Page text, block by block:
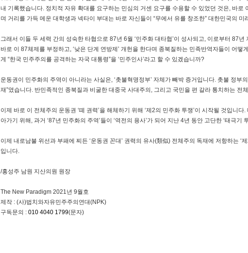
내 기록했습니다. 정치적 자유 확대를 요구하는 민심의 거센 요구를 수용할 수 있었던 것은, 바로
며 거리를 가득 메운 대학생과 넥타이 부대는 바로 자신들이 “무에서 유를 창조한” 대한민국의 미
그래서 이들 두 세력 간의 성숙한 타협으로 87년 6월 ‘민주화 대타협’이 성사되고, 이로부터 87
바로 이 87체제를 부정하고, ‘낮은 단계 연방제’ 개헌을 한다며 종북질하는 민족반역자들이 어떻
게 “한국 민주주의를 공격하는 자국 대통령”을 ‘민주인사’라고 할 수 있겠습니까?
운동권이 민주화의 주역이 아니라는 사실은, ‘촛불혁명정부’ 자체가 빼박 증거입니다. 촛불 정부
재”였습니다. 반민족적인 종북질과 비굴한 대중국 사대주의, 그리고 국민을 편 갈라 통치하는 전
이제 바로 이 전체주의 운동권 ‘떼 권력’을 해체하기 위해 ‘제2의 민주화 투쟁’이 시작될 것입니
아가기 위해, 과거 ‘87년 민주화의 주역’들이 ‘역전의 용사’가 되어 지난 4년 동안 고단한 ‘태극기
이제 내로남불 위선과 부패에 찌든 ‘운동권 꼰대’ 권력의 유사(類似) 전체주의 독재에 저항하는
입니다.
/홍성주 남원 지산의원 원장
The New Paradigm 2021년 9월호
제작 : (사)법치와자유민주주의연대(NPK)
구독문의 : 010 4040 1799(문자)